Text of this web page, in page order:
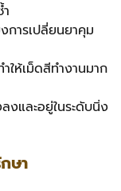
การเปลี่ยนยาคุม
ให้เม็ดสีทำงานมาก
งและอยู่ในระดับนิ่ง
ษา